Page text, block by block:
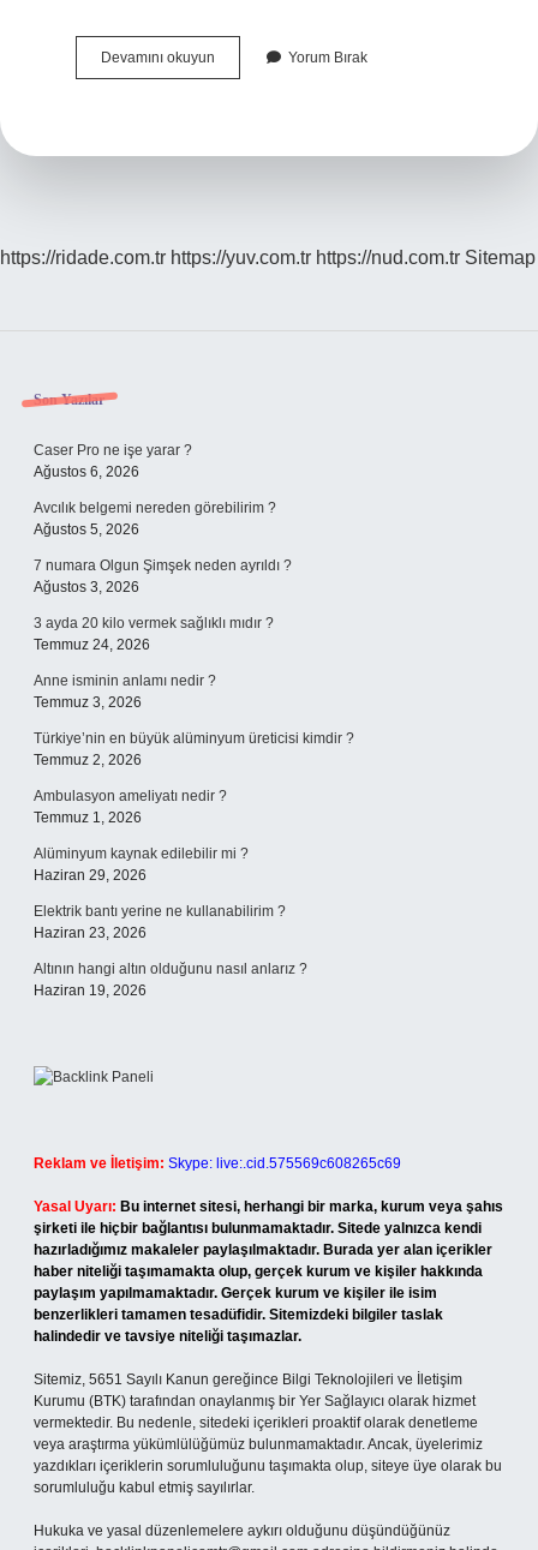
Devamını okuyun
Binerken
Yorum Bırak
https://ridade.com.tr https://yuv.com.tr https://nud.com.tr Sitemap
Sidebar
Son Yazılar
Caser Pro ne işe yarar ?
Ağustos 6, 2026
Avcılık belgemi nereden görebilirim ?
Ağustos 5, 2026
7 numara Olgun Şimşek neden ayrıldı ?
Ağustos 3, 2026
3 ayda 20 kilo vermek sağlıklı mıdır ?
Temmuz 24, 2026
Anne isminin anlamı nedir ?
Temmuz 3, 2026
Türkiye’nin en büyük alüminyum üreticisi kimdir ?
Temmuz 2, 2026
Ambulasyon ameliyatı nedir ?
Temmuz 1, 2026
Alüminyum kaynak edilebilir mi ?
Haziran 29, 2026
Elektrik bantı yerine ne kullanabilirim ?
Haziran 23, 2026
Altının hangi altın olduğunu nasıl anlarız ?
Haziran 19, 2026
Reklam ve İletişim: Skype: live:.cid.575569c608265c69
Yasal Uyarı: Bu internet sitesi, herhangi bir marka, kurum veya şahıs
şirketi ile hiçbir bağlantısı bulunmamaktadır. Sitede yalnızca kendi
hazırladığımız makaleler paylaşılmaktadır. Burada yer alan içerikler
haber niteliği taşımamakta olup, gerçek kurum ve kişiler hakkında
paylaşım yapılmamaktadır. Gerçek kurum ve kişiler ile isim
benzerlikleri tamamen tesadüfidir. Sitemizdeki bilgiler taslak
halindedir ve tavsiye niteliği taşımazlar.
Sitemiz, 5651 Sayılı Kanun gereğince Bilgi Teknolojileri ve İletişim
Kurumu (BTK) tarafından onaylanmış bir Yer Sağlayıcı olarak hizmet
vermektedir. Bu nedenle, sitedeki içerikleri proaktif olarak denetleme
veya araştırma yükümlülüğümüz bulunmamaktadır. Ancak, üyelerimiz
yazdıkları içeriklerin sorumluluğunu taşımakta olup, siteye üye olarak bu
sorumluluğu kabul etmiş sayılırlar.
Hukuka ve yasal düzenlemelere aykırı olduğunu düşündüğünüz